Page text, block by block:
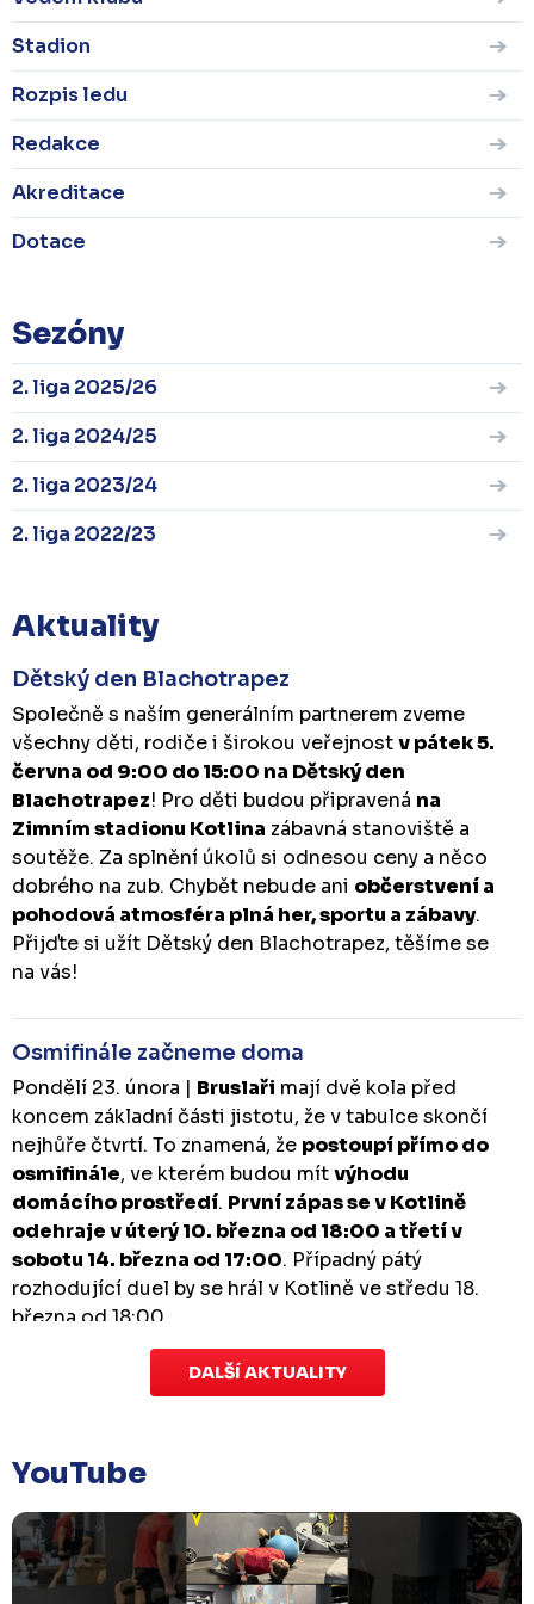
Stadion
Rozpis ledu
Redakce
Akreditace
Dotace
Sezóny
2. liga 2025/26
2. liga 2024/25
2. liga 2023/24
2. liga 2022/23
Aktuality
Dětský den Blachotrapez
Společně s naším generálním partnerem zveme
všechny děti, rodiče i širokou veřejnostv pátek 5.
června od 9:00 do 15:00 na Dětský den
Blachotrapez! Pro děti budou připravená na
Zimním stadionu Kotlina zábavná stanoviště a
soutěže. Za splnění úkolů si odnesou ceny a něco
dobrého na zub. Chybět nebude ani občerstvení a
pohodová atmosféra plná her, sportu a zábavy.
Přijďte si užít Dětský den Blachotrapez, těšíme se
na vás!
Osmifinále začneme doma
Pondělí 23. února | Bruslaři mají dvě kola před
koncem základní části jistotu, že v tabulce skončí
nejhůře čtvrtí. To znamená, že postoupí přímo do
osmifinále, ve kterém budou mítvýhodu
domácího prostředí. První zápas se v Kotlině
odehraje v úterý 10. března od 18:00 a třetí v
sobotu 14. března od 17:00. Případný pátý
rozhodující duel by se hrál v Kotlině ve středu 18.
března od 18:00.
Zápas dorostu je odložen
které se mělo odehrát v pátek 30. ledna ve 14:15,
odloženo!Odehraje se v náhradním termínu, o
kterém se bude jednat.
DALŠÍ AKTUALITY
YouTube